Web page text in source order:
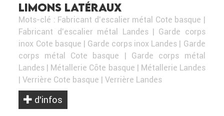
LIMONS LATÉRAUX
Mots-clé : Fabricant d'escalier métal Cote basque |
Fabricant d'escalier métal Landes| Garde corps
inox Cote basque | Garde corps inox Landes | Garde
corps métal Cote basque | Garde corps métal
Landes | Métallerie Côte basque | Métallerie Landes
|Verrière Cote basque |Verrière Landes
d’infos